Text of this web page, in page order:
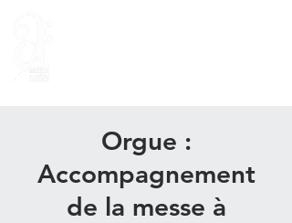
Orgue :
Accompagnement
de la messe à